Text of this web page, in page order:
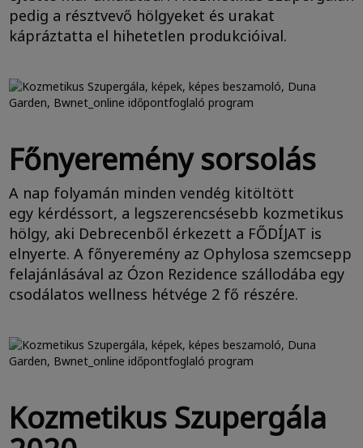
pedig a résztvevő hölgyeket és urakat
kápráztatta el hihetetlen produkcióival.
Főnyeremény sorsolás
A nap folyamán minden vendég kitöltött
egy kérdéssort, a legszerencsésebb kozmetikus
hölgy, aki Debrecenből érkezett a FŐDÍJAT is
elnyerte. A főnyeremény az Ophylosa szemcsepp
felajánlásával az Ózon Rezidence szállodába egy
csodálatos wellness hétvége 2 fő részére.
Kozmetikus Szupergála